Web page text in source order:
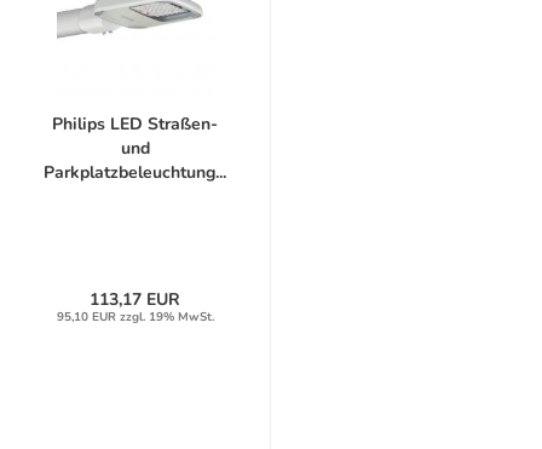
Philips LED Straßen-
und
Parkplatzbeleuchtung...
113,17 EUR
95,10 EUR zzgl. 19% MwSt.